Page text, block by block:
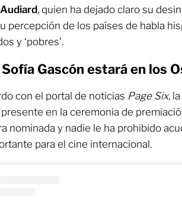
, quien ha dejado claro su
percepción de los países de habla
y ‘pobres’.
Gascón estará en los
con el portal de noticias Page Six,
en la ceremonia de
nominada y nadie le ha prohibido
para el cine internacional.